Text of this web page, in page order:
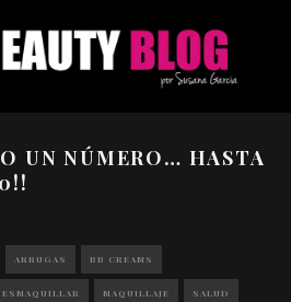
UN NÚMERO… HASTA
ARRUGAS BB CREAMS
MAQUILLAJE SALUD